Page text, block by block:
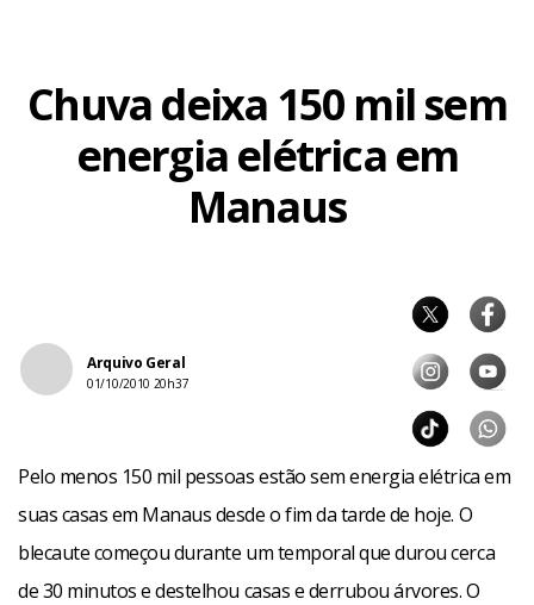
Chuva deixa 150 mil sem
energia elétrica em
Manaus
Arquivo Geral
01/10/2010 20h37
Pelo menos 150 mil pessoas estão sem energia elétrica em
suas casas em Manaus desde o fim da tarde de hoje. O
blecaute começou durante um temporal que durou cerca
de 30 minutos e destelhou casas e derrubou árvores. O